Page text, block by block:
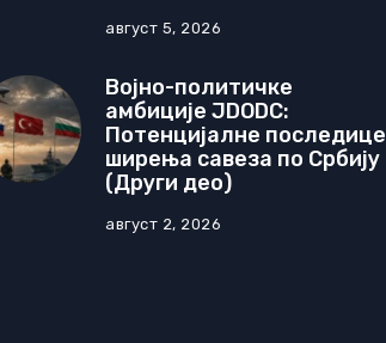
август 5, 2026
Војно-политичке
амбиције JDODC:
Потенцијалне последице
ширења савеза по Србију
(Други део)
август 2, 2026